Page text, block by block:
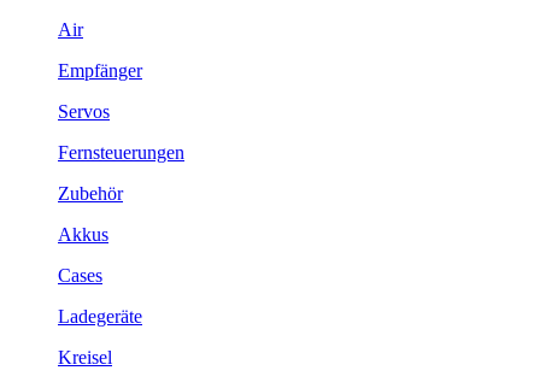
Air
Empfänger
Servos
Fernsteuerungen
Zubehör
Akkus
Cases
Ladegeräte
Kreisel